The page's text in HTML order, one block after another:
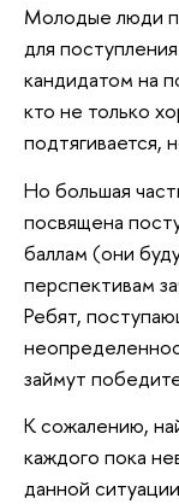
Молодые люди
для
кандидатом на
кто не только
подтягивается,
Но большая
посвящена
баллам (они
перспективам
Ребят,
займут
К сожалению,
каждого пока
данной